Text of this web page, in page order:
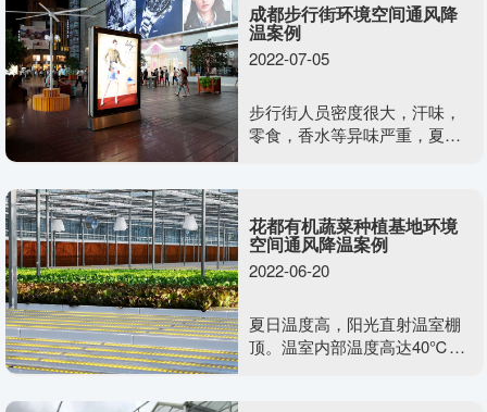
成都步行街环境空间通风降
温案例
2022-07-05
步行街人员密度很大，汗味，
零食，香水等异味严重，夏日
露天情况下无法安装一般的通
风降温设备。需要什么样的通
风降温方案效果又好，又不影
花都有机蔬菜种植基地环境
空间通风降温案例
2022-06-20
夏日温度高，阳光直射温室棚
顶。温室内部温度高达40℃，